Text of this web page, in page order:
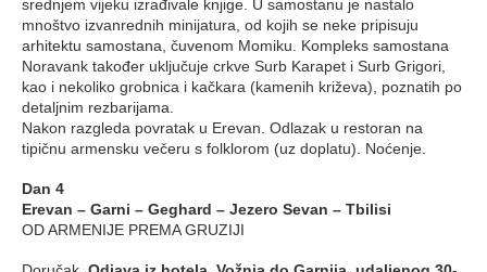
srednjem vijeku izrađivale knjige. U samostanu je nastalo
mnoštvo izvanrednih minijatura, od kojih se neke pripisuju
arhitektu samostana, čuvenom Momiku. Kompleks samostana
Noravank također uključuje crkve Surb Karapet i Surb Grigori,
kao i nekoliko grobnica i kačkara (kamenih križeva), poznatih po
detaljnim rezbarijama.
Nakon razgleda povratak u Erevan. Odlazak u restoran na
tipičnu armensku večeru s folklorom (uz doplatu). Noćenje.
Dan 4
Erevan – Garni – Geghard – Jezero Sevan – Tbilisi
OD ARMENIJE PREMA GRUZIJI